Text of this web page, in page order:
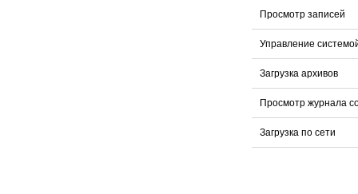
Просмотр записей
Управление
Загрузка архивов
Просмотр журнала
Загрузка по сети